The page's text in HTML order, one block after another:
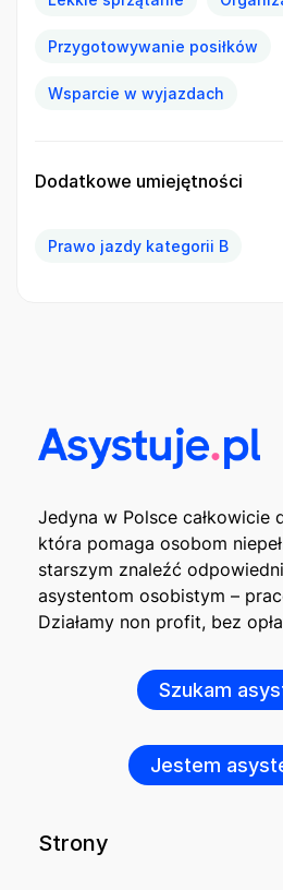
Przygotowywanie posiłków
Wsparcie w wyjazdach
Dodatkowe umiejętności
Prawo jazdy kategorii B
Jedyna w Polsce całkowicie
która pomaga osobom
starszym znaleźć
asystentom osobistym –
Działamy non profit, bez
Szukam
Jestem
Strony